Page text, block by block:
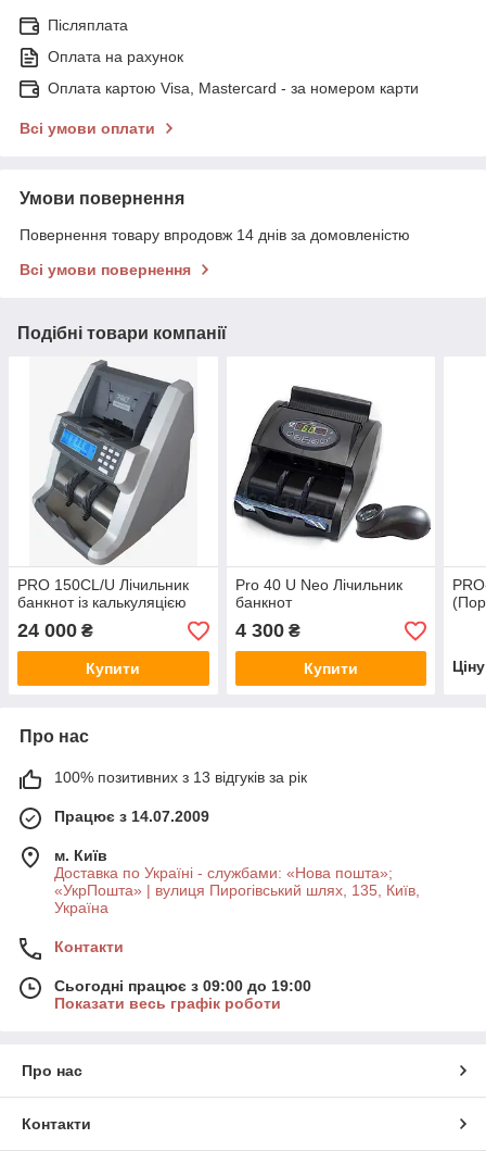
Післяплата
Оплата на рахунок
Оплата картою Visa, Mastercard - за номером карти
Всі умови оплати
Умови повернення
Повернення товару впродовж 14 днів за домовленістю
Всі умови повернення
Подібні товари компанії
PRO 150CL/U Лічильник
банкнот із калькуляцією
24 000 ₴
Купити
Pro 40 U Neo Лічильник
банкнот
4 300₴
Купити
Про нас
100% позитивних з 13 відгуків за рік
Працює з 14.07.2009
м. Київ
Доставка по Україні - службами: «Нова пошта»;
«УкрПошта» | вулиця Пирогівський шлях, 135, Київ,
Україна
Контакти
Сьогодні працює з 09:00 до 19:00
Показати весь графік роботи
Про нас
Контакти